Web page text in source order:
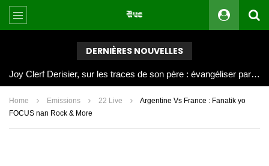
DERNIÈRES NOUVELLES
Joy Clerf Derisier, sur les traces de son père : évangéliser par la musique
Home Emissions 22 Live
Argentine Vs France : Fanatik yo
FOCUS nan Rock & More